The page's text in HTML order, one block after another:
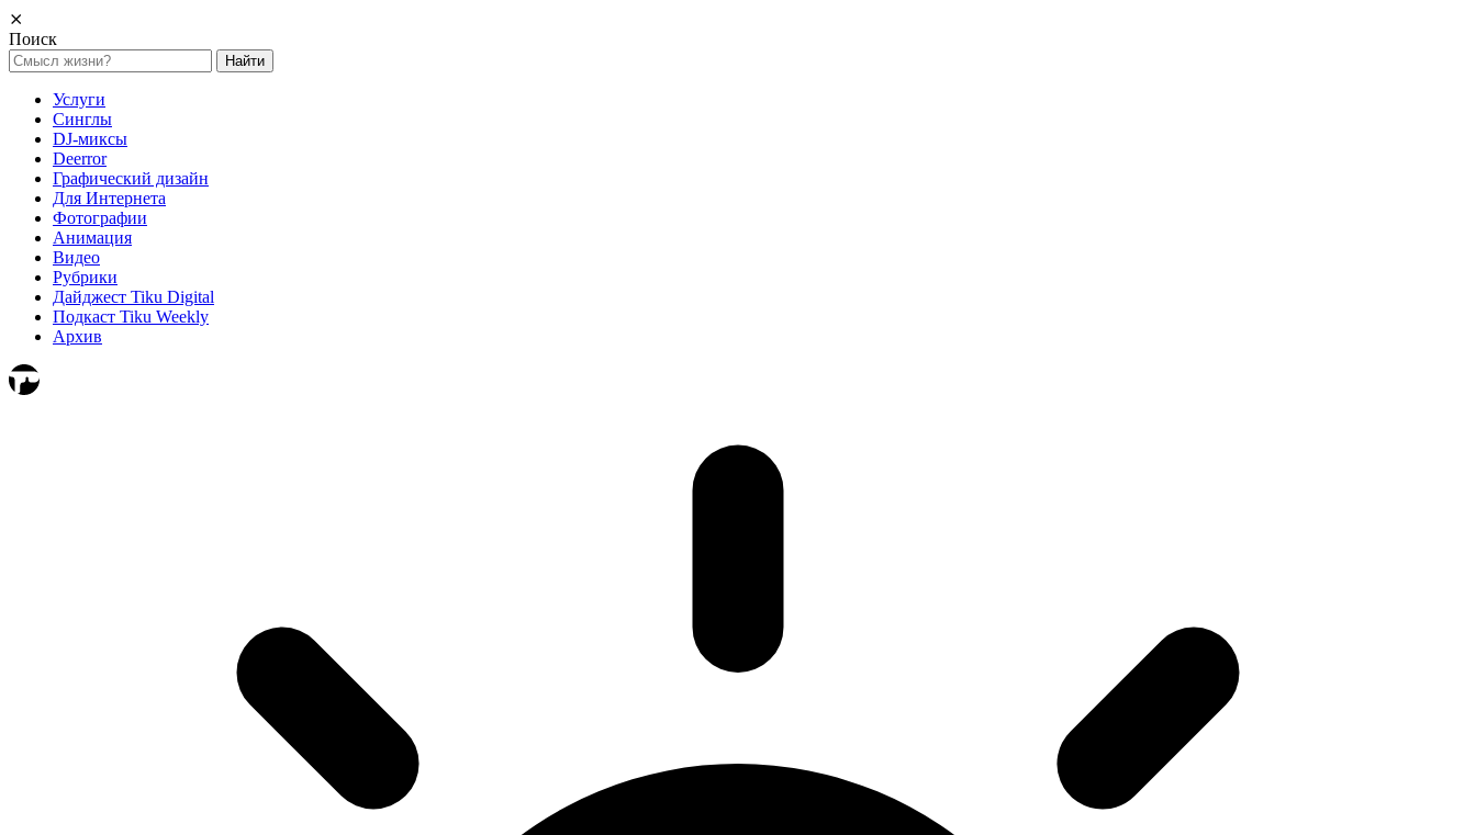
⨯
Поиск
Найти:
Услуги
Синглы
DJ-миксы
Deerror
Графический дизайн
Для Интернета
Фотографии
Анимация
Видео
Рубрики
Дайджест Tiku Digital
Подкаст Tiku Weekly
Архив